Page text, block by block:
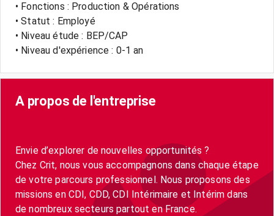
• Fonctions : Production & Opérations
• Statut : Employé
• Niveau étude : BEP/CAP
• Niveau d'expérience : 0-1 an
A propos de l'entreprise
Envie d’explorer de nouvelles opportunités ?
Chez Crit, nous vous accompagnons dans chaque étape
de votre parcours professionnel. Nous proposons des
missions en CDI, CDD, CDI Intérimaire et Intérim dans
de nombreux secteurs partout en France.